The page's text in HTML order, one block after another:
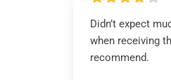
Didn’t expect
when receiving
recommend.